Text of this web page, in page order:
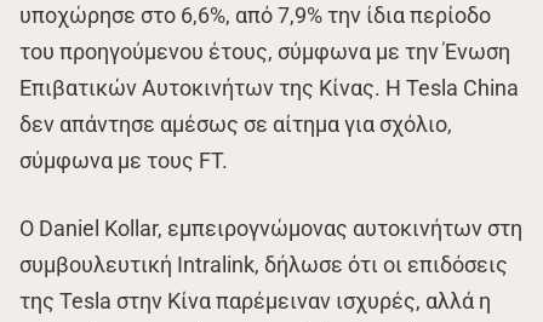
υποχώρησε στο 6,6%, από 7,9% την ίδια περίοδο
του προηγούμενου έτους, σύμφωνα με την Ένωση
Επιβατικών Αυτοκινήτων της Κίνας. Η Tesla China
δεν απάντησε αμέσως σε αίτημα για σχόλιο,
σύμφωνα με τους FT.
Ο Daniel Kollar, εμπειρογνώμονας αυτοκινήτων στη
συμβουλευτική Intralink, δήλωσε ότι οι επιδόσεις
της Tesla στην Κίνα παρέμειναν ισχυρές, αλλά η